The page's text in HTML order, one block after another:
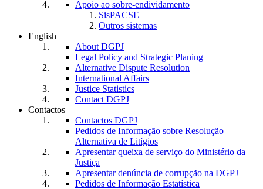
Apoio ao sobre-endividamento
SisPACSE
Outros sistemas
English
About DGPJ
Legal Policy and Strategic Planing
Alternative Dispute Resolution
International Affairs
Justice Statistics
Contact DGPJ
Contactos
Contactos DGPJ
Pedidos de Informação sobre Resolução
Alternativa de Litígios
Apresentar queixa de serviço do Ministério da
Justiça
Apresentar denúncia de corrupção na DGPJ
Pedidos de Informação Estatística